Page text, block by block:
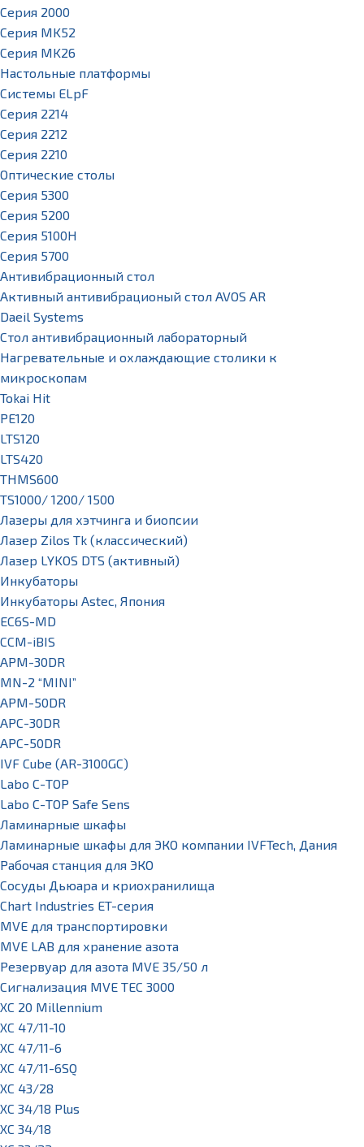
Серия 2000
Серия MK52
Серия MK26
Настольные платформы
Системы ELpF
Серия 2214
Серия 2212
Серия 2210
Оптические столы
Серия 5300
Серия 5200
Серия 5100H
Серия 5700
Антивибрационный стол
Активный антивибрационый стол AVOS AR
Daeil Systems
Стол антивибрационный лабораторный
Нагревательные и охлаждающие столики к
микроскопам
Tokai Hit
PE120
LTS120
LTS420
THMS600
TS1000/ 1200/ 1500
Лазеры для хэтчинга и биопсии
Лазер Zilos Tk (классический)
Лазер LYKOS DTS (активный)
Инкубаторы
Инкубаторы Astec, Япония
EC6S-MD
CCM-iBIS
APM-30DR
MN-2 “MINI”
APM-50DR
APC-30DR
APC-50DR
IVF Cube (AR-3100GC)
Labo С-ТОР
Labo С-ТОР Safe Sens
Ламинарные шкафы
Ламинарные шкафы для ЭКО компании IVFTech, Дания
Рабочая станция для ЭКО
Сосуды Дьюара и криохранилища
Chart Industries ET-серия
MVE для транспортировки
MVE LAB для хранение азота
Резервуар для азота MVE 35/50 л
Сигнализация MVE TEC 3000
XC 20 Millennium
XC 47/11-10
XC 47/11-6
XC 47/11-6SQ
XC 43/28
XC 34/18 Plus
XC 34/18